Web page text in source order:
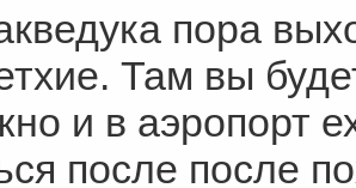
пора
Там вы
и в аэропорт
после после